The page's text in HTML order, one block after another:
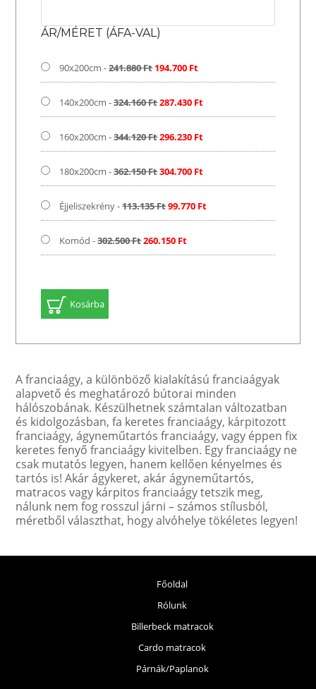
ÁR/MÉRET (ÁFA-VAL)
90x200cm -241.880 Ft194.700 Ft
140x200cm -324.160 Ft287.430 Ft
160x200cm -344.120 Ft296.230 Ft
180x200cm -362.150 Ft304.700 Ft
Éjjeliszekrény -113.135 Ft99.770 Ft
Komód -302.500 Ft260.150 Ft
Kosárba
A franciaágy, a különböző kialakítású franciaágyak
alapvető és meghatározó bútorai minden
hálószobának. Készülhetnek számtalan változatban
és kidolgozásban, fa keretes franciaágy, kárpitozott
franciaágy, ágyneműtartós franciaágy, vagy éppen fix
keretes fenyő franciaágy kivitelben. Egy franciaágy ne
csak mutatós legyen, hanem kellően kényelmes és
tartós is! Akár ágykeret, akár ágyneműtartós,
matracos vagy kárpitos franciaágy tetszik meg,
nálunk nem fog rosszul járni – számos stílusból,
méretből választhat, hogy alvóhelye tökéletes legyen!
Főoldal
Rólunk
Billerbeck matracok
Cardo matracok
Párnák/Paplanok